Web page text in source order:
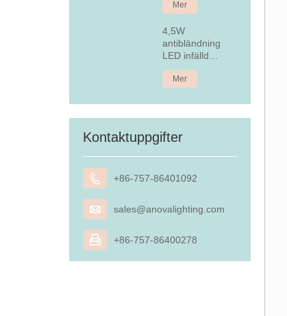
Mer
4,5W
antibländning
LED infälld
nedljus
Mer
Kontaktuppgifter
 +86-757-86401092
 sales@anovalighting.com
 +86-757-86400278